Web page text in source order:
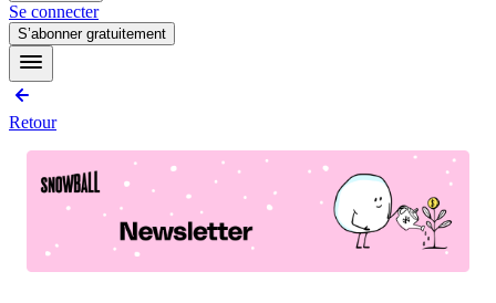
Se connecter
S’abonner gratuitement
Retour